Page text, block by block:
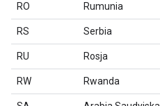
RO Rumunia
RS Serbia
RU Rosja
RW Rwanda